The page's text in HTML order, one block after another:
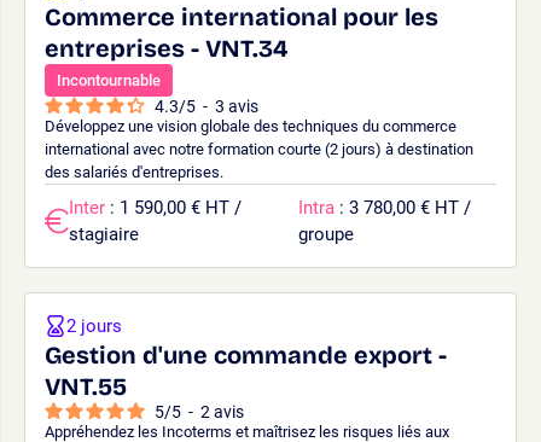
Commerce international pour les
entreprises - VNT.34
Incontournable
4.3/5 - 3 avis
Développez une vision globale des techniques du commerce
international avec notre formation courte (2 jours) à destination
des salariés d'entreprises.
Inter : 1 590,00 € HT /
stagiaire
Intra : 3 780,00 € HT /
groupe
Gestion d'une commande export -
VNT.55
5/5 - 2 avis
Appréhendez les Incoterms et maîtrisez les risques liés aux
2 jours